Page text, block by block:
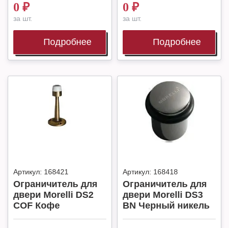
0 ₽
за шт.
Подробнее
0 ₽
за шт.
Подробнее
Артикул: 168421
Ограничитель для
двери Morelli DS2
COF Кофе
Артикул: 168418
Ограничитель для
двери Morelli DS3
BN Черный никель